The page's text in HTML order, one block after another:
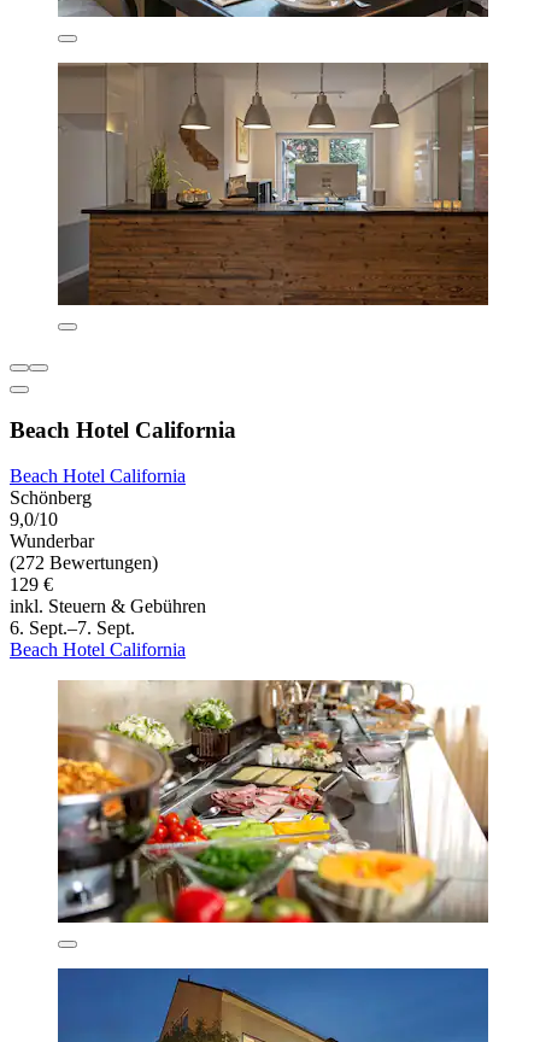
Beach Hotel California
Beach Hotel California
Schönberg
9,0/10
Wunderbar
(272 Bewertungen)
129 €
inkl. Steuern & Gebühren
6. Sept.–7. Sept.
Beach Hotel California